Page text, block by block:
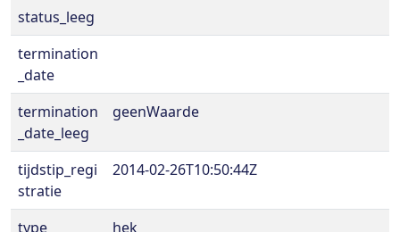
status_leeg
termination
_date
termination
_date_leeg
geenWaarde
tijdstip_regi
stratie
2014-02-26T10:50:44Z
type
hek